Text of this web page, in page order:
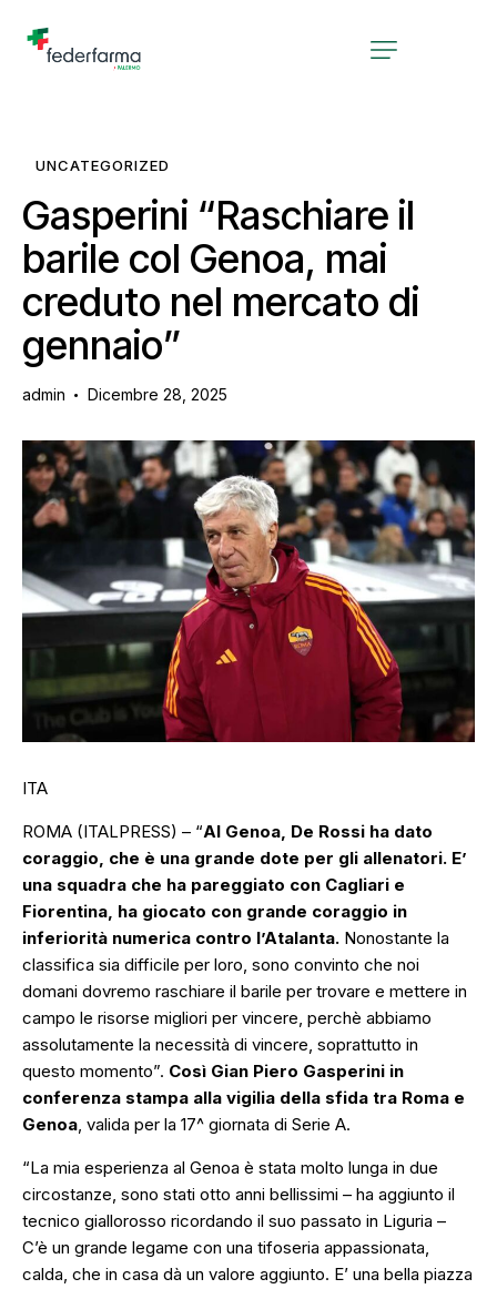
UNCATEGORIZED
Gasperini “Raschiare il
barile col Genoa, mai
creduto nel mercato di
gennaio”
admin Dicembre 28, 2025
ITA
ROMA (ITALPRESS) – “Al Genoa, De Rossi ha dato
coraggio, che è una grande dote per gli allenatori. E’
una squadra che ha pareggiato con Cagliari e
Fiorentina, ha giocato con grande coraggio in
inferiorità numerica contro l’Atalanta. Nonostante la
classifica sia difficile per loro, sono convinto che noi
domani dovremo raschiare il barile per trovare e mettere in
campo le risorse migliori per vincere, perchè abbiamo
assolutamente la necessità di vincere, soprattutto in
questo momento”. Così Gian Piero Gasperini in
conferenza stampa alla vigilia della sfida tra Roma e
Genoa, valida per la 17^ giornata di Serie A.
“La mia esperienza al Genoa è stata molto lunga in due
circostanze, sono stati otto anni bellissimi – ha aggiunto il
tecnico giallorosso ricordando il suo passato in Liguria –
C’è un grande legame con una tifoseria appassionata,
calda, che in casa dà un valore aggiunto. E’ una bella piazza